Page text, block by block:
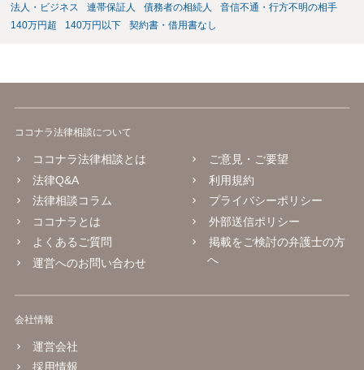
法人・ビジネス
連帯保証人 債務者の相続人
音信不通・行方不明の相手
140万円超
140万円以下 契約書・借用書なし
ココナラ法律相談について
ココナラ法律相談とは
法律Q&A
法律相談コラム
ココナラとは
よくあるご質問
運営へのお問い合わせ
ご意見・ご要望
利用規約
プライバシーポリシー
外部送信ポリシー
掲載をご検討の弁護士の方
へ
会社情報
運営会社
採用情報